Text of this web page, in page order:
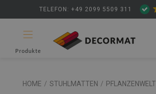
TELEFON: +49 2099 5509 311
Produkte
HOME / STUHLMATTEN / PFLANZENWELT